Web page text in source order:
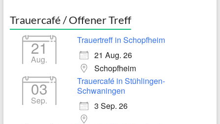
Trauercafé / Offener Treff
21
Aug.
Trauertreff in Schopfheim
21 Aug. 26
Schopfheim
03
Sep.
Trauercafé in Stühlingen-
Schwaningen
3 Sep. 26